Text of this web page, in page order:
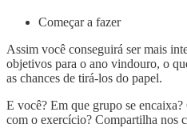
Começar a fazer
Assim você conseguirá ser mais
objetivos para o ano vindouro, o
as chances de tirá-los do papel.
E você? Em que grupo se
com o exercício? Compartilha nos